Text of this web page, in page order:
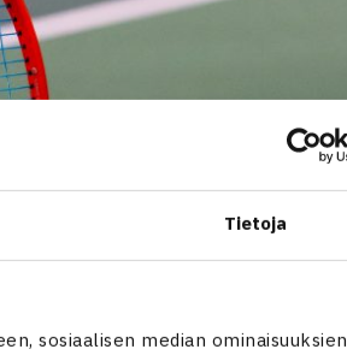
Tietoja
sosiaalisen median ominaisuuksien